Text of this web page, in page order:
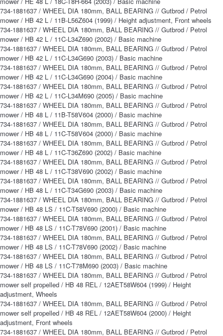
734-1881637 / WHEEL DIA 180mm, BALL BEARING // Gutbrod / Petrol
mower / HB 42 L / 11B-L56Z604 (1999) / Height adjustment, Front wheels
734-1881637 / WHEEL DIA 180mm, BALL BEARING // Gutbrod / Petrol
mower / HB 42 L / 11C-L34Z690 (2002) / Basic machine
734-1881637 / WHEEL DIA 180mm, BALL BEARING // Gutbrod / Petrol
mower / HB 42 L / 11C-L34G690 (2003) / Basic machine
734-1881637 / WHEEL DIA 180mm, BALL BEARING // Gutbrod / Petrol
mower / HB 42 L / 11C-L34G690 (2004) / Basic machine
734-1881637 / WHEEL DIA 180mm, BALL BEARING // Gutbrod / Petrol
mower / HB 42 L / 11C-L34M690 (2005) / Basic machine
734-1881637 / WHEEL DIA 180mm, BALL BEARING // Gutbrod / Petrol
mower / HB 48 L / 11B-T58V604 (2000) / Basic machine
734-1881637 / WHEEL DIA 180mm, BALL BEARING // Gutbrod / Petrol
mower / HB 48 L / 11C-T58V604 (2000) / Basic machine
734-1881637 / WHEEL DIA 180mm, BALL BEARING // Gutbrod / Petrol
mower / HB 48 L / 11C-T36Z690 (2002) / Basic machine
734-1881637 / WHEEL DIA 180mm, BALL BEARING // Gutbrod / Petrol
mower / HB 48 L / 11C-T38V690 (2002) / Basic machine
734-1881637 / WHEEL DIA 180mm, BALL BEARING // Gutbrod / Petrol
mower / HB 48 L / 11C-T34G690 (2003) / Basic machine
734-1881637 / WHEEL DIA 180mm, BALL BEARING // Gutbrod / Petrol
mower / HB 48 LS / 11C-T58V690 (2000) / Basic machine
734-1881637 / WHEEL DIA 180mm, BALL BEARING // Gutbrod / Petrol
mower / HB 48 LS / 11C-T78V690 (2001) / Basic machine
734-1881637 / WHEEL DIA 180mm, BALL BEARING // Gutbrod / Petrol
mower / HB 48 LS / 11C-T78V690 (2002) / Basic machine
734-1881637 / WHEEL DIA 180mm, BALL BEARING // Gutbrod / Petrol
mower / HB 48 LS / 11C-T78M690 (2003) / Basic machine
734-1881637 / WHEEL DIA 180mm, BALL BEARING // Gutbrod / Petrol
mower self propelled / HB 48 REL / 12AET58W604 (1999) / Height
adjustment, Wheels
734-1881637 / WHEEL DIA 180mm, BALL BEARING // Gutbrod / Petrol
mower self propelled / HB 48 REL / 12AET58W604 (2000) / Height
adjustment, Front wheels
734-1881637 / WHEEL DIA 180mm, BALL BEARING // Gutbrod / Petrol